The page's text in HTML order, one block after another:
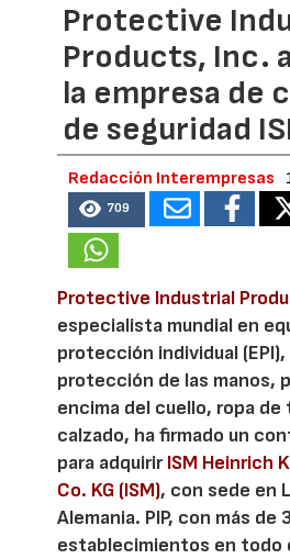
Protective
Products, Inc.
la empresa de
de seguridad
Redacción Interempresas
709
Protective Industrial
especialista mundial en
protección individual
protección de las manos,
encima del cuello, ropa de
calzado, ha firmado un
para adquirirISM Heinrich
Co. KG (ISM), con sede en
Alemania. PIP, con más de
establecimientos en todo